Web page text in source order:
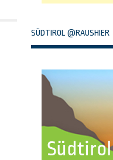
SÜDTIROL @RAUSHIER